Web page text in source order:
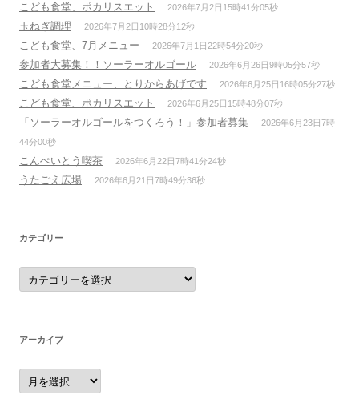
こども食堂、ポカリスエット 2026年7月2日15時41分05秒
玉ねぎ調理 2026年7月2日10時28分12秒
こども食堂、7月メニュー 2026年7月1日22時54分20秒
参加者大募集！！ソーラーオルゴール 2026年6月26日9時05分57秒
こども食堂メニュー、とりからあげです 2026年6月25日16時05分27秒
こども食堂、ポカリスエット 2026年6月25日15時48分07秒
「ソーラーオルゴールをつくろう！」参加者募集
2026年6月23日7時
44分00秒
こんぺいとう喫茶 2026年6月22日7時41分24秒
うたごえ広場 2026年6月21日7時49分36秒
カテゴリー
カ
テ
ゴ
アーカイブ
ア
ー
カ